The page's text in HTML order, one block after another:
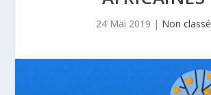
24 Mai 2019 | Non classé